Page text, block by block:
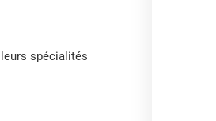
spécialités